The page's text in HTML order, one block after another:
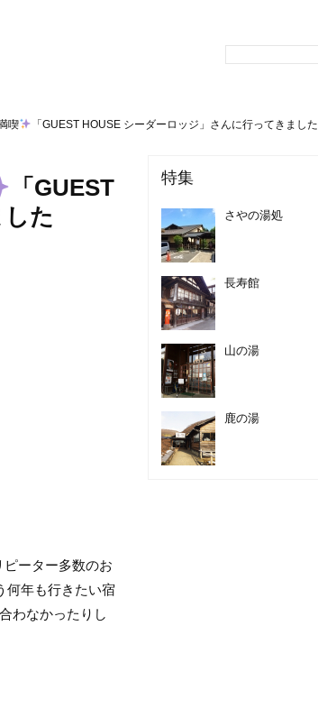
喫 「GUEST HOUSE シーダーロッジ」さんに行ってきました
「GUEST
た
ピーター多数のお
何年も行きたい宿
わなかったりし
特集
さやの湯処
長寿館
山の湯
鹿の湯